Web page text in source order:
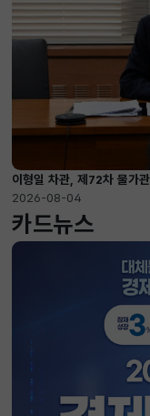
이형일 차관, 제72차 물가
2026-08-04
카드뉴스